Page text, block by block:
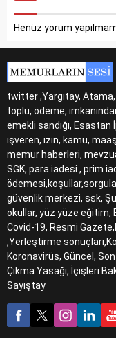
Henüz yorum
twitter ,Yargıtay,
toplu, ödeme,
emekli sandığı,
işveren, izin, kamu,
memur haberleri,
SGK, para iadesi , prim
güvenlik merkezi, ssk,
okullar, yüz yüze eğitim,
Covid-19, Resmi
,Yerleştirme
Koronavirüs, Güncel,
Çıkma Yasağı, İçişleri
Sayıştay